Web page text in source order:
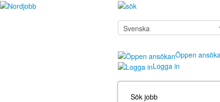
Öppen
Logga in
Sök jobb